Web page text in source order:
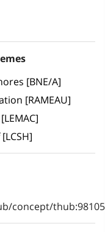
[BNE/A]
[RAMEAU]
concept/